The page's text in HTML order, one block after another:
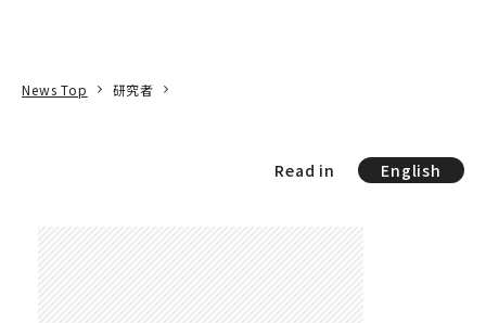
News Top 研究者
Read in English